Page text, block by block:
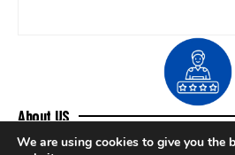
About US
Zdravie / Životný štýl
Domov / Záhrada
We are using cookies to give you the